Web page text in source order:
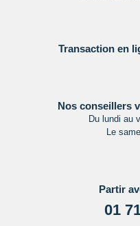
Transaction en
Nos conseillers
Du lundi au
Le
Partir
01